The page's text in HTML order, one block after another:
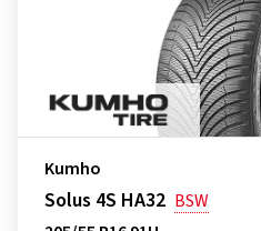
Kumho
Solus 4S HA32 BSW